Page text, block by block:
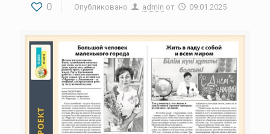
0 Опубликовано admin от 09.01.2025